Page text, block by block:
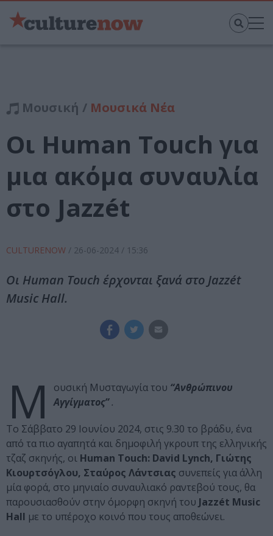
Μουσική / Μουσικά Νέα
Οι Human Touch για
μια ακόμα συναυλία
στο Jazzét
CULTURENOW / 26-06-2024 / 15:36
Οι Human Touch έρχονται ξανά στο Jazzét
Music Hall.
Μ ουσική Μυσταγωγία του “Ανθρώπινου
Αγγίγματος”.
Το Σάββατο 29 Ιουνίου 2024, στις 9.30 το βράδυ, ένα
από τα πιο αγαπητά και δημοφιλή γκρουπ της ελληνικής
τζαζ σκηνής, οι Human Touch: David Lynch, Γιώτης
Κιουρτσόγλου, Σταύρος Λάντσιας συνεπείς για άλλη
μία φορά, στο μηνιαίο συναυλιακό ραντεβού τους, θα
παρουσιασθούν στην όμορφη σκηνή του Jazzét Music
Hall με το υπέροχο κοινό που τους αποθεώνει.